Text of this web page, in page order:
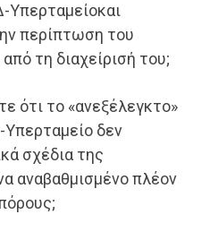
Υπερταμείοκαι
περίπτωση του
τη διαχείρισή του;
ότι το «ανεξέλεγκτο»
Υπερταμείο δεν
σχέδια της
αναβαθμισμένο πλέον